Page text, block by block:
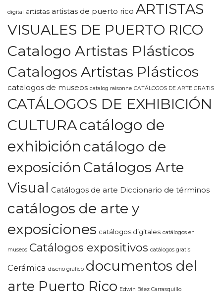
digital artistas artistas de puerto rico ARTISTAS
VISUALES DE PUERTO RICO
Catalogo Artistas Plásticos
Catalogos Artistas Plásticos
catalogos de museos catalog raisonne CATÁLOGOS DE ARTE GRATIS
CATÁLOGOS DE EXHIBICIÓN
CULTURAcatálogo de
exhibición catálogo de
exposición Catálogos Arte
Visual Catálogos de arte Diccionario de términos
catálogos de arte y
exposiciones catálogos digitales catálogos en
museos Catálogos expositivos catálogos gratis
Cerámica diseño gráfico documentos del
arte Puerto Rico Edwin Báez Carrasquillo